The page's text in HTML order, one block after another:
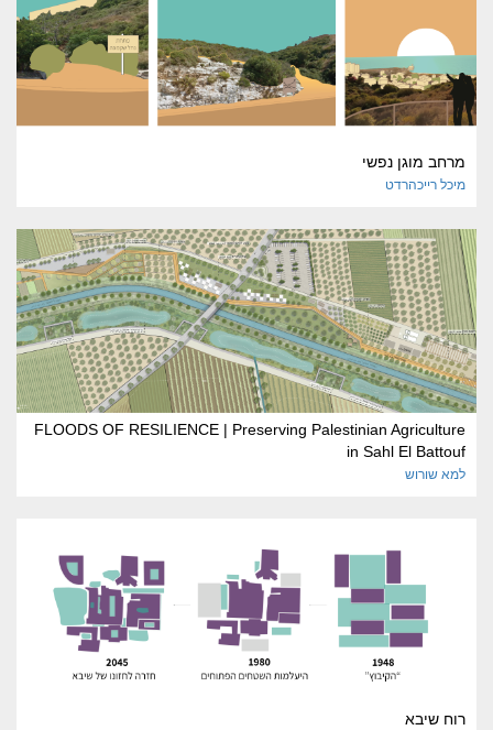
מרחב מוגן נפשי
מיכל רייכהרדט
FLOODS OF RESILIENCE | Preserving Palestinian Agriculture
in Sahl El Battouf
למא שורוש
רוח שיבא